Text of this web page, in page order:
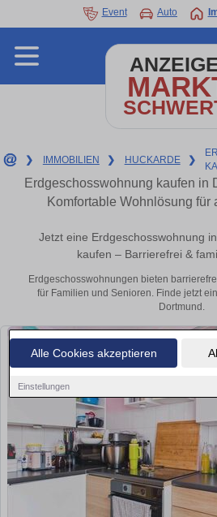
Alle Cookies akzeptieren
Einstellungen
Event Auto
❯ IMMOBILIEN ❯ HUCKARDE ❯
Erdgeschosswohnung kaufen in
Komfortable Wohnlösung für
Jetzt eine Erdgeschosswohnung
kaufen – Barrierefrei &
Erdgeschosswohnungen bieten
für Familien und Senioren. Finde jetzt
Dortmund.